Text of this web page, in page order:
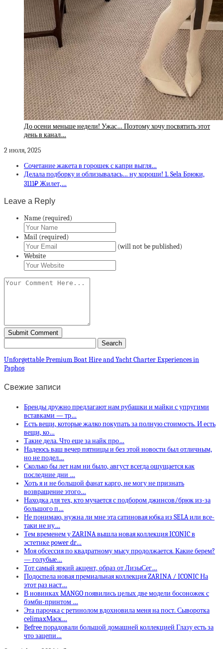
До осени меньше недели! Ужас… Поэтому хочу посвятить этот
день в канал…
2 июля, 2025
Сочетание жакета в горошек с капри выгля…
Делала подборку и облизывалась… ну хороши! 1. Sela Брюки,
3111₽ Жилет,…
Leave a Reply
Name (required)
Mail (required)
(will not be published)
Website
Unforgettable Premium Boat Hire and Yacht Charter Experiences in
Paphos
Свежие записи
Бренды дружно предлагают нам рубашки и майки с упругими
вставками — тр…
Есть вещи, которые жалко покупать за полную стоимость. И есть
вещи, ко…
Такие дела. Что еще за найк про…
Надеюсь ваш вечер пятницы и без этой новости был отличным,
но не подел…
Сколько бы лет нам ни было, август всегда ощущается как
последние дни …
Хоть я и не большой фанат карго, не могу не признать
возвращение этого…
Находка для тех, кто мучается с подбором джинсов/брюк из-за
большого п…
Не понимаю, нужна ли мне эта сатиновая юбка из SELA или все-
таки не ну…
Тем временем у ZARINA вышла новая коллекция ICONIC в
эстетике power dr…
Моя обсессия по квадратному мысу продолжается. Какие берем?
— голубые…
Тот самый яркий акцент, образ от ЛизыСег…
Подоспела новая премиальная коллекция ZARINA / ICONIC На
этот раз наст…
В новинках MANGO появились целых две модели босоножек с
бэмби-принтом …
Эта парочка с ретинолом вдохновила меня на пост. Сыворотка
celimaxМаск…
Befree порадовали большой домашней коллекцией Глазу есть за
что зацепи…